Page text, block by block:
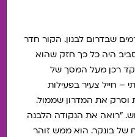
שבדרום לבנון. הקור חדר
היה כל כך חזק שהוא
רכן מעל המסך של
– חייל צעיר בפעילות
וסרק את המדרון שממול.
"רואה את הנקודה הלבנה
של בונקר. הוא ממש זוהר